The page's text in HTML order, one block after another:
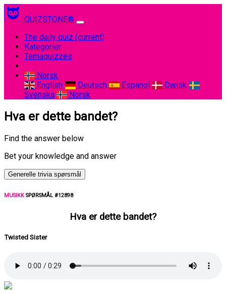
QUIZSTONE®
The daily quiz (current)
Kategorier
Temaquizzes
Norsk
English
Deutsch Espanol
Dansk
Svenska
Norsk
Hva er dette bandet?
Find the answer below
Bet your knowledge and answer
Generelle trivia spørsmål
MUSIKKSPØRSMÅL #12898
Hva er dette bandet?
Twisted Sister